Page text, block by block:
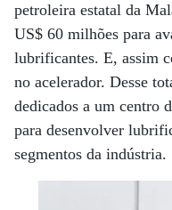
petroleira estatal da
US$ 60 milhões para
lubrificantes. E, assim
no acelerador. Desse
dedicados a um centro
para desenvolver
segmentos da indústria.